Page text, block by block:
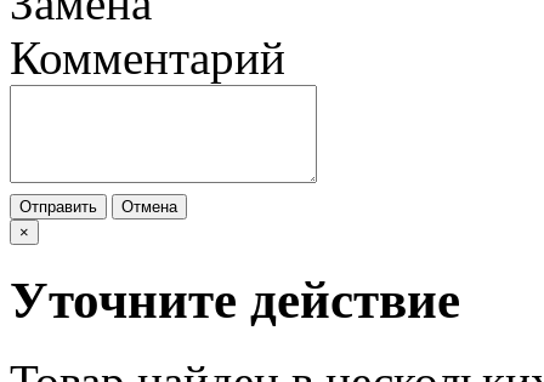
Комментарий
Отправить
Отмена
×
Уточните действие